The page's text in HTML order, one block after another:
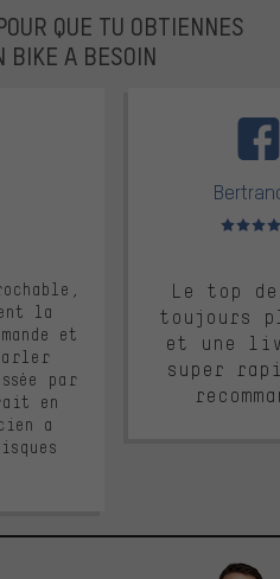
QUE TU OBTIENNES
BIKE A BESOIN
5
la
et
par
en
a
Note
Le top
toujours
et une
super